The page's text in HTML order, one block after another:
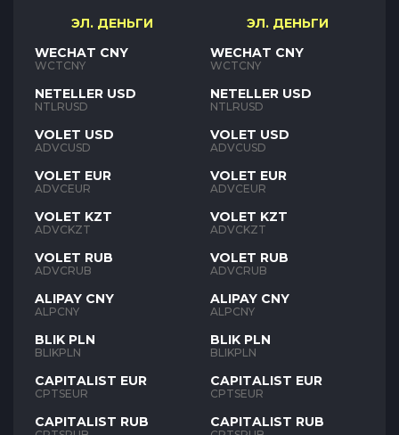
ЭЛ. ДЕНЬГИ
WECHAT CNY
WCTCNY
NETELLER USD
NTLRUSD
VOLET USD
ADVCUSD
VOLET EUR
ADVCEUR
VOLET KZT
ADVCKZT
VOLET RUB
ADVCRUB
ALIPAY CNY
ALPCNY
BLIK PLN
BLIKPLN
CAPITALIST EUR
CPTSEUR
CAPITALIST RUB
ЭЛ. ДЕНЬГИ
WECHAT CNY
WCTCNY
NETELLER USD
NTLRUSD
VOLET USD
ADVCUSD
VOLET EUR
ADVCEUR
VOLET KZT
ADVCKZT
VOLET RUB
ADVCRUB
ALIPAY CNY
ALPCNY
BLIK PLN
BLIKPLN
CAPITALIST EUR
CPTSEUR
CAPITALIST RUB